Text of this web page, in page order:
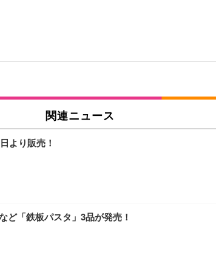
関連ニュース
より販売！
ど「鉄板パスタ」3品が発売！